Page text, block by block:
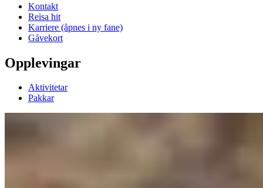
Kontakt
Reisa hit
Karriere (åpnes i ny fane)
Gåvekort
Opplevingar
Aktivitetar
Pakkar